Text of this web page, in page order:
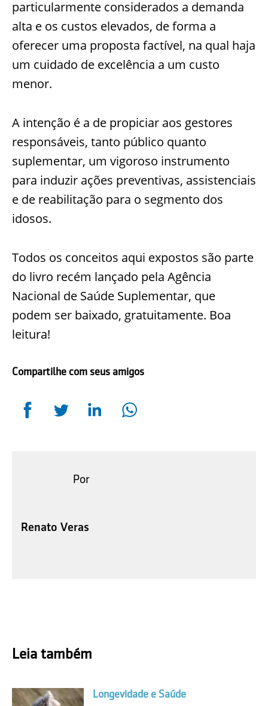
particularmente considerados a demanda
alta e os custos elevados, de forma a
oferecer uma proposta factível, na qual haja
um cuidado de excelência a um custo
menor.
A intenção é a de propiciar aos gestores
responsáveis, tanto público quanto
suplementar, um vigoroso instrumento
para induzir ações preventivas, assistenciais
e de reabilitação para o segmento dos
idosos.
Todos os conceitos aqui expostos são parte
do livro recém lançado pela Agência
Nacional de Saúde Suplementar, que
podem ser baixado, gratuitamente. Boa
leitura!
Compartilhe com seus amigos
Por
Renato Veras
Leia também
Longevidade e Saúde